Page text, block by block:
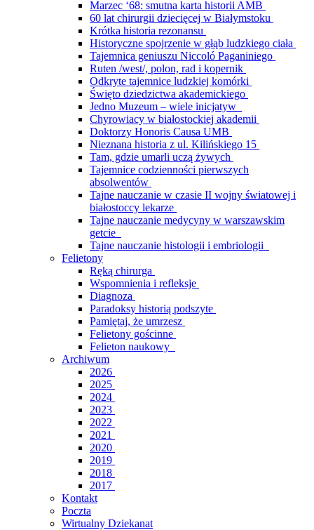
Marzec ‘68: smutna karta historii AMB
60 lat chirurgii dziecięcej w Białymstoku
Krótka historia rezonansu
Historyczne spojrzenie w głąb ludzkiego ciała
Tajemnica geniuszu Niccoló Paganiniego
Ruten /west/, polon, rad i kopernik
Odkryte tajemnice ludzkiej komórki
Święto dziedzictwa akademickiego
Jedno Muzeum – wiele inicjatyw
Chyrowiacy w białostockiej akademii
Doktorzy Honoris Causa UMB
Nieznana historia z ul. Kilińskiego 15
Tam, gdzie umarli uczą żywych
Tajemnice codzienności pierwszych
absolwentów
Tajne nauczanie w czasie II wojny światowej i
białostoccy lekarze
Tajne nauczanie medycyny w warszawskim
getcie
Tajne nauczanie histologii i embriologii
Felietony
Ręką chirurga
Wspomnienia i refleksje
Diagnoza
Paradoksy historią podszyte
Pamiętaj, że umrzesz
Felietony gościnne
Felieton naukowy
Archiwum
2026
2025
2024
2023
2022
2021
2020
2019
2018
2017
Kontakt
Poczta
Wirtualny Dziekanat